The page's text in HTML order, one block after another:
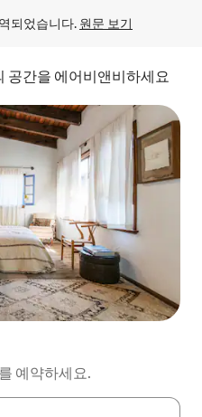
되었습니다. 원문 보기
공간을 에어비앤비하세요
예약하세요.